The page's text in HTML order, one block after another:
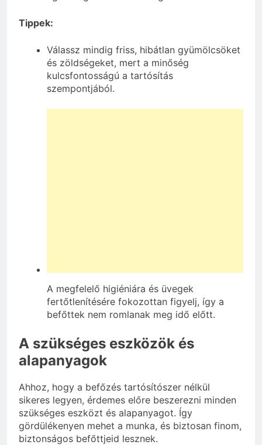
Tippek:
Válassz mindig friss, hibátlan gyümölcsöket
és zöldségeket, mert a minőség
kulcsfontosságú a tartósítás
szempontjából.
A megfelelő higiéniára és üvegek
fertőtlenítésére fokozottan figyelj, így a
befőttek nem romlanak meg idő előtt.
A szükséges eszközök és
alapanyagok
Ahhoz, hogy a befőzés tartósítószer nélkül
sikeres legyen, érdemes előre beszerezni minden
szükséges eszközt és alapanyagot. Így
gördülékenyen mehet a munka, és biztosan finom,
biztonságos befőttjeid lesznek.